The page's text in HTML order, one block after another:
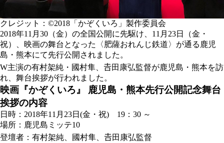
クレジット：©2018「かぞくいろ」製作委員会
2018年11月30（金）の全国公開に先駆け、11月23日（金・
祝）、映画の舞台となった〈肥薩おれんじ鉄道〉が通る鹿児
島・熊本にて先行公開されました。
W主演の有村架純・國村隼、𠮷田康弘監督が鹿児島・熊本を訪
れ、舞台挨拶が行われました。
映画『かぞくいろ』 鹿児島・熊本先行公開記念舞台
挨拶の内容
日時：2018年11月23日(金・祝) 19：30 ～
場所：鹿児島ミッテ10
登壇者：有村架純、國村隼、𠮷田康弘監督